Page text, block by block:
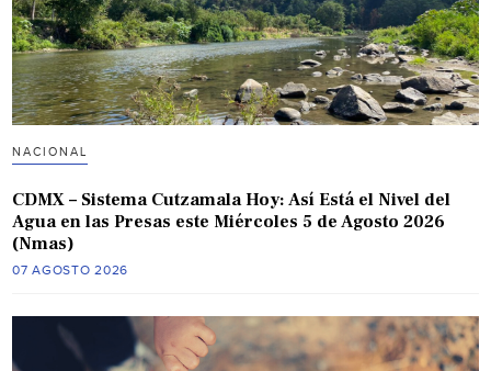
NACIONAL
CDMX – Sistema Cutzamala Hoy: Así Está el Nivel del
Agua en las Presas este Miércoles 5 de Agosto 2026
(Nmas)
07 AGOSTO 2026